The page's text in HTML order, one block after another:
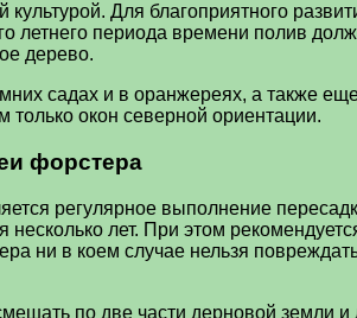
культурой. Для благоприятного
периода времени полив
дерево.
садах и в оранжереях, а также
окон северной ориентации.
форстера
регулярное выполнение
несколько лет. При этом
ни в коем случае нельзя
по две части дерновой земли